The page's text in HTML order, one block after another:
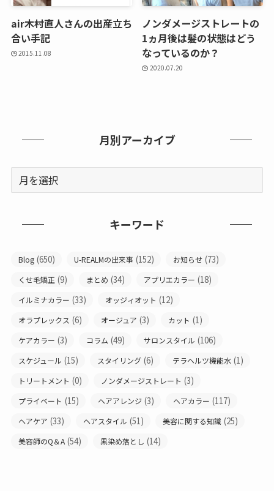
air木村直人さんの出産立ち
合い手記
2015.11.08
ノンダメージストレートの
1ヵ月後は髪の状態はどう
なっているのか？
2020.07.20
月別アーカイブ
キーワード
Blog (650) U-REALMの出来事 (152) お知らせ (73)
くせ毛矯正 (9) まとめ (34) アプリエカラー (18)
イルミナカラー (33) オッジィオット (12)
オラプレックス (6) オージュア (3) カット (1)
ケアカラー (3) コラム (49) サロンスタイル (106)
スケジュール (15) スタイリング (6) テラヘルツ機能水 (1)
トリートメント (0) ノンダメージストレート (3)
プライベート (15) ヘアアレンジ (3) ヘアカラー (117)
ヘアケア (33) ヘアスタイル (51) 美容に関する知識 (25)
美容師のQ＆A (54) 黒染め落とし (14)